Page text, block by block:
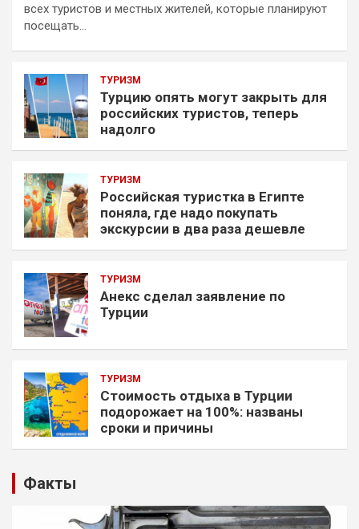
всех туристов и местных жителей, которые планируют
посещать…
ТУРИЗМ
Турцию опять могут закрыть для
российских туристов, теперь
надолго
ТУРИЗМ
Российская туристка в Египте
поняла, где надо покупать
экскурсии в два раза дешевле
ТУРИЗМ
Анекс сделал заявление по
Турции
ТУРИЗМ
Стоимость отдыха в Турции
подорожает на 100%: названы
сроки и причины
Факты